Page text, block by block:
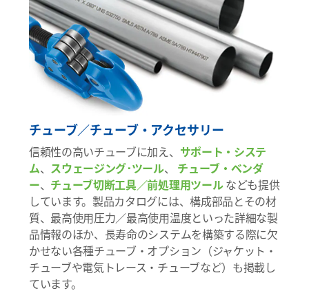
チューブ／チューブ・アクセサリー
信頼性の高いチューブに加え、 サポート・システ
ム、 スウェージング･ツール、 チューブ・ベンダ
ー、 チューブ切断工具／前処理用ツールなども提供
しています。製品カタログには、構成部品とその材
質、最高使用圧力／最高使用温度といった詳細な製
品情報のほか、長寿命のシステムを構築する際に欠
かせない各種チューブ・オプション（ジャケット・
チューブや電気トレース・チューブなど）も掲載し
ています。